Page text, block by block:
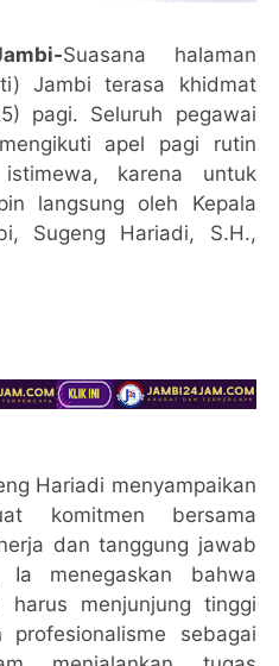
Suasana halaman
Jambi terasa khidmat
pagi. Seluruh pegawai
apel pagi rutin
karena untuk
langsung oleh Kepala
Sugeng Hariadi, S.H.,
Hariadi menyampaikan
komitmen bersama
dan tanggung jawab
menegaskan bahwa
menjunjung tinggi
sebagai